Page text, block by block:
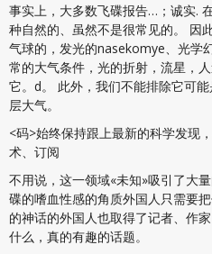
事实上，大多数飞碟报告…；诚实.
种自然的、虽然不是很常见的。 因
气球的，发光的nasekomye、光学
常的大气条件，光的折射，流星，
它。d。 此外，我们不能排除它可
层大气。
<码>始终保持跟上最新的科学发现
术、订阅
不用说，这一领域«未知»吸引了大
碟的嗜血性感的角质外国人只需要
的神话的外国人也取得了记者、作
什么，真的有趣的话题。